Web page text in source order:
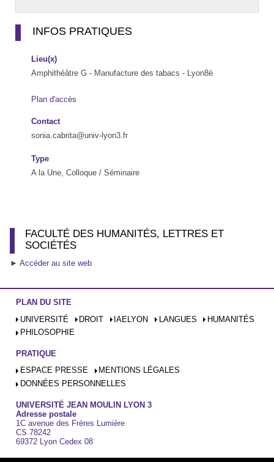
INFOS PRATIQUES
Lieu(x)
Amphithéâtre G - Manufacture des tabacs - Lyon8è
Plan d'accès
Contact
sonia.cabrita@univ-lyon3.fr
Type
A la Une, Colloque / Séminaire
FACULTÉ DES HUMANITÉS, LETTRES ET
SOCIÉTÉS
► Accéder au site web
PLAN DU SITE
UNIVERSITÉ
DROIT IAELYON LANGUES
HUMANITÉS
PHILOSOPHIE
PRATIQUE
ESPACE PRESSE
MENTIONS LÉGALES
DONNÉES PERSONNELLES
UNIVERSITÉ JEAN MOULIN LYON 3
Adresse postale
1C avenue des Frères Lumière
CS 78242
69372 Lyon Cedex 08